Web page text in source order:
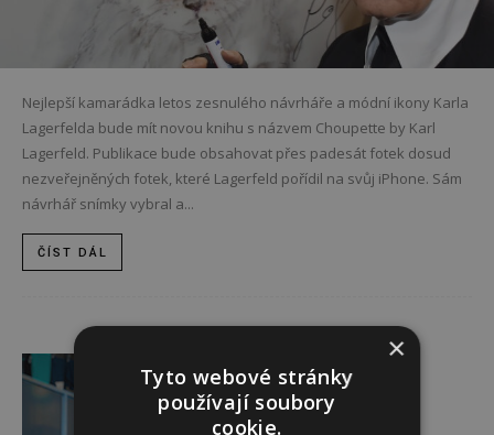
Nejlepší kamarádka letos zesnulého návrháře a módní ikony Karla
Lagerfelda bude mít novou knihu s názvem Choupette by Karl
Lagerfeld. Publikace bude obsahovat přes padesát fotek dosud
nezveřejněných fotek, které Lagerfeld pořídil na svůj iPhone. Sám
návrhář snímky vybral a...
ČÍST DÁL
×
Tyto webové stránky
používají soubory
cookie.